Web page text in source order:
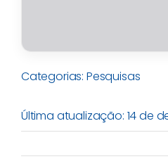
Categorias: Pesquisas
Última atualização: 14 de